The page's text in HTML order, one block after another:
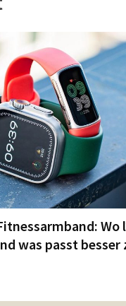
Wo
was passt besser